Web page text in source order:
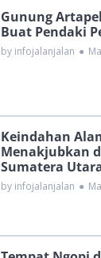
Gunung
Buat Pendaki
by infojalanjalan ●
Keindahan
Menakjubkan
Sumatera
by infojalanjalan ●